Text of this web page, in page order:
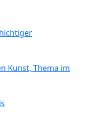
Kunst, Thema im